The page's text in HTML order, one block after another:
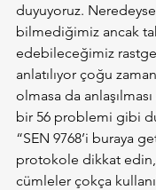
duyuyoruz. Neredeyse
bilmediğimiz ancak
edebileceğimiz
anlatılıyor çoğu
olmasa da anlaşılması
bir 56 problemi gibi
“SEN 9768’i buraya
protokole dikkat
cümleler çokça